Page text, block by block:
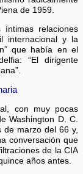
de 1959.
relaciones
internacional y la
que había en el
“El dirigente
con muy pocas
Washington D. C.
de marzo del 66 y,
conversación que
de la CIA
años antes.